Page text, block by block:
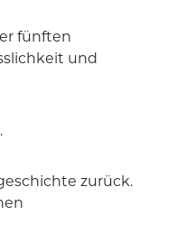
fünften
und
zurück.